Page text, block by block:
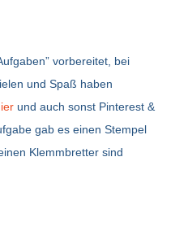
vorbereitet, bei
und Spaß haben
und auch sonst Pinterest &
gab es einen Stempel
Klemmbretter sind